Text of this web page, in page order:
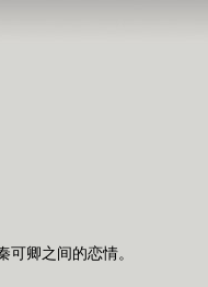
卿之间的恋情。